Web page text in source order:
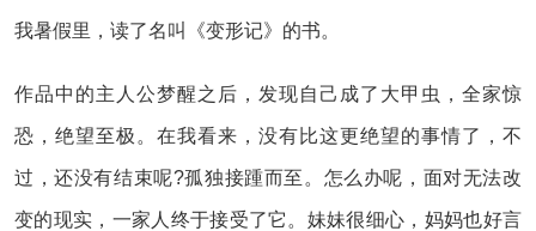
我暑假里，读了名叫《变形记》的书。
作品中的主人公梦醒之后，发现自己成了大甲虫，全家惊
恐，绝望至极。在我看来，没有比这更绝望的事情了，不
过，还没有结束呢?孤独接踵而至。怎么办呢，面对无法改
变的现实，一家人终于接受了它。妹妹很细心，妈妈也好言